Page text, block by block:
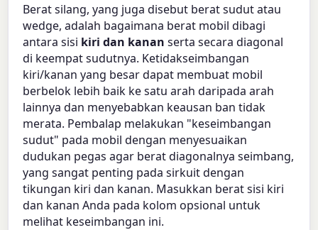
Berat silang, yang juga disebut berat sudut atau
wedge, adalah bagaimana berat mobil dibagi
antara sisi kiri dan kanan serta secara diagonal
di keempat sudutnya. Ketidakseimbangan
kiri/kanan yang besar dapat membuat mobil
berbelok lebih baik ke satu arah daripada arah
lainnya dan menyebabkan keausan ban tidak
merata. Pembalap melakukan "keseimbangan
sudut" pada mobil dengan menyesuaikan
dudukan pegas agar berat diagonalnya seimbang,
yang sangat penting pada sirkuit dengan
tikungan kiri dan kanan. Masukkan berat sisi kiri
dan kanan Anda pada kolom opsional untuk
melihat keseimbangan ini.